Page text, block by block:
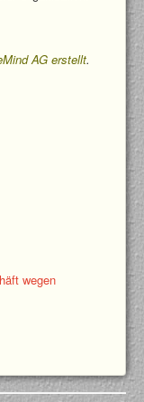
AG erstellt.
wegen